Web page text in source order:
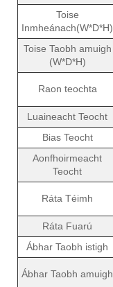
Toise
Inmheánach(W*D*H)
Toise Taobh amuigh
(W*D*H)
Raon teochta
Luaineacht Teocht
Bias Teocht
Aonfhoirmeacht
Teocht
Ráta Téimh
Ráta Fuarú
Ábhar Taobh istigh
Ábhar Taobh amuigh